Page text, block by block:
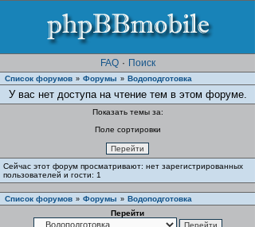
FAQ · Поиск
Список форумов » Форумы » Водоподготовка
У вас нет доступа на чтение тем в этом форуме.
Показать темы за:
Поле сортировки
Сейчас этот форум просматривают: нет зарегистрированных
пользователей и гости: 1
Список форумов » Форумы » Водоподготовка
Перейти